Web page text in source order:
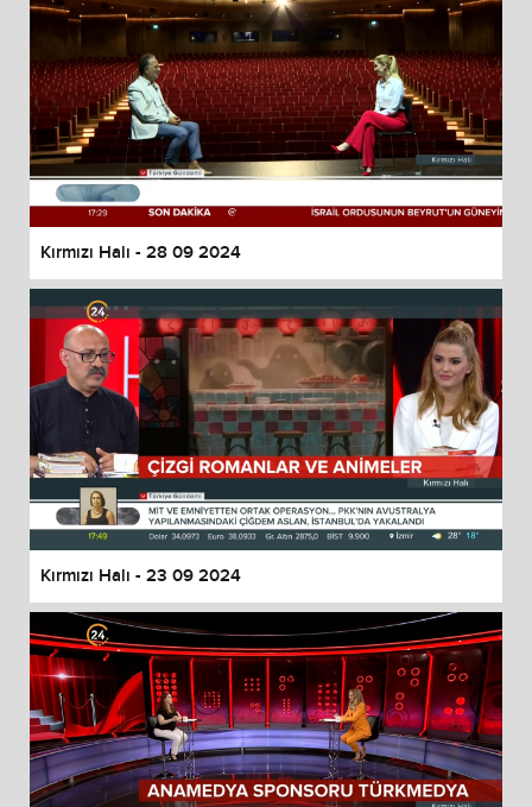
Kırmızı Halı - 28 09 2024
Kırmızı Halı - 23 09 2024